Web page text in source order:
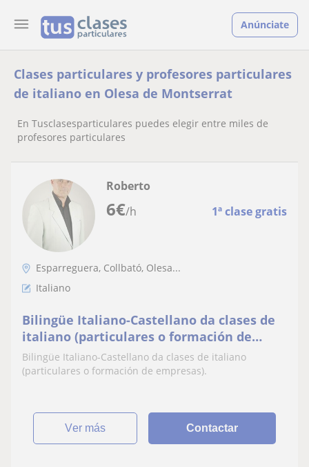
Anúnciate
Clases particulares y profesores particulares
de italiano en Olesa de Montserrat
En Tusclasesparticulares puedes elegir entre miles de
profesores particulares
6€/h 1ª clase gratis
Roberto
Esparreguera, Collbató, Olesa...
Italiano
Bilingüe Italiano-Castellano da clases de
italiano (particulares o formación de
empresas)
Bilingüe Italiano-Castellano da clases de italiano
(particulares o formación de empresas).
ver más Contactar